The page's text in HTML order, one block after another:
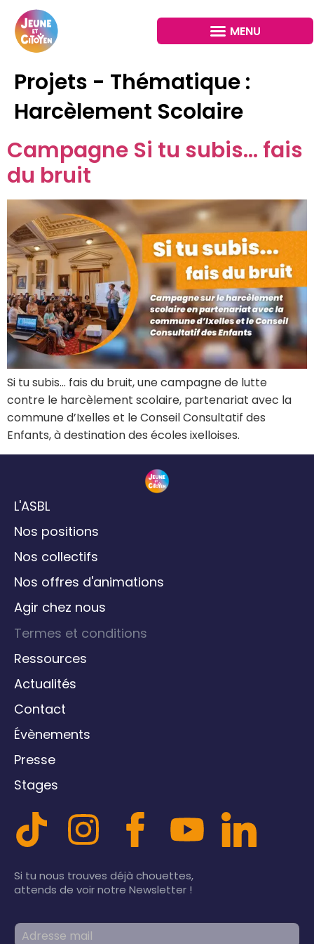
Projets - Thématique :
Harcèlement Scolaire
Campagne Si tu subis… fais
du bruit
Si tu subis… fais du bruit, une campagne de lutte
contre le harcèlement scolaire, partenariat avec la
commune d’Ixelles et le Conseil Consultatif des
Enfants, à destination des écoles ixelloises.
L'ASBL
Nos positions
Nos collectifs
Nos offres d'animations
Agir chez nous
Termes et conditions
Ressources
Actualités
Contact
Évènements
Presse
Stages
Si tu nous trouves déjà chouettes,
attends de voir notre Newsletter !